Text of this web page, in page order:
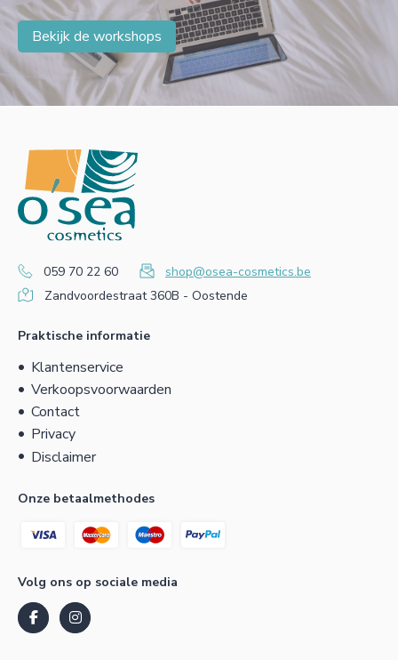
Bekijk de workshops
059 70 22 60
shop@osea-cosmetics.be
Zandvoordestraat 360B - Oostende
Praktische informatie
Klantenservice
Verkoopsvoorwaarden
Contact
Privacy
Disclaimer
Onze betaalmethodes
Volg ons op sociale media